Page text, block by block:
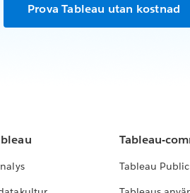
Prova Tableau utan kostnad
Tableau-
Tableau Public